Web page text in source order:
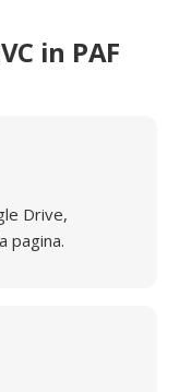
in PAF
Drive,
pagina.